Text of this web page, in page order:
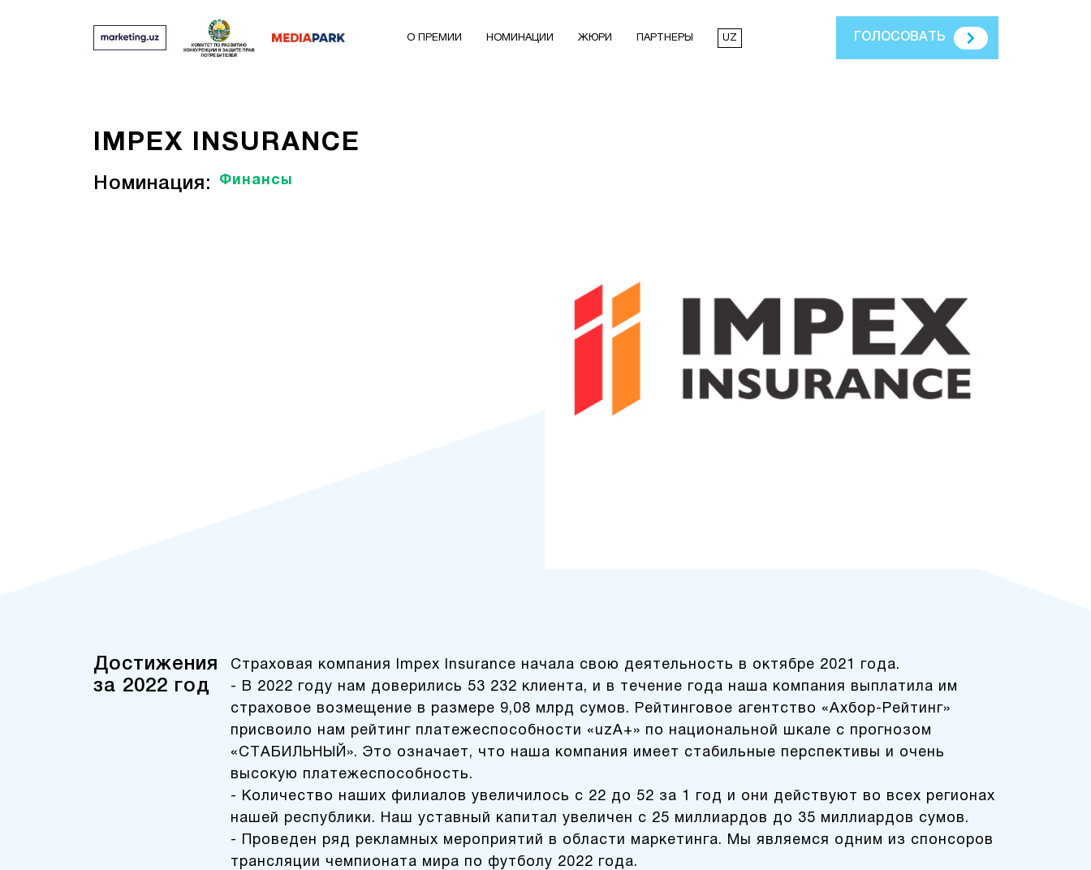
О ПРЕМИИ НОМИНАЦИИ ЖЮРИ ПАРТНЕРЫ UZ ГОЛОСОВАТЬ
IMPEX INSURANCE
Номинация: Финансы
Достижения
за 2022 год
Страховая компания Impex Insurance начала свою деятельность в октябре 2021 года.
- В 2022 году нам доверились 53 232 клиента, и в течение года наша компания выплатила им
страховое возмещение в размере 9,08 млрд сумов. Рейтинговое агентство «Ахбор-Рейтинг»
присвоило нам рейтинг платежеспособности «uzA+» по национальной шкале с прогнозом
«СТАБИЛЬНЫЙ». Это означает, что наша компания имеет стабильные перспективы и очень
высокую платежеспособность.
- Количество наших филиалов увеличилось с 22 до 52 за 1 год и они действуют во всех регионах
нашей республики. Наш уставный капитал увеличен с 25 миллиардов до 35 миллиардов сумов.
- Проведен ряд рекламных мероприятий в области маркетинга. Мы являемся одним из спонсоров
трансляции чемпионата мира по футболу 2022 года.